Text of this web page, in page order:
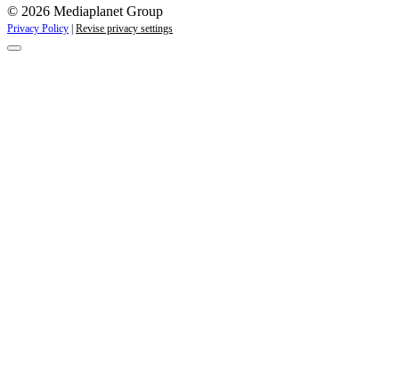
© 2026 Mediaplanet Group
Privacy Policy Revise privacy settings